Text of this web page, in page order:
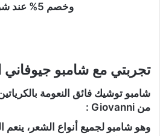
وخصم 5% عند شراء 4.
تجربتي مع شامبو
شامبو توشيك فائق النعومة
من Giovanni :
وهو شامبو لجميع أنواع الشعر، ينعم